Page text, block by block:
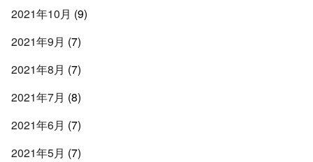
2021年10月 (9)
2021年9月 (7)
2021年8月 (7)
2021年7月 (8)
2021年6月 (7)
2021年5月 (7)